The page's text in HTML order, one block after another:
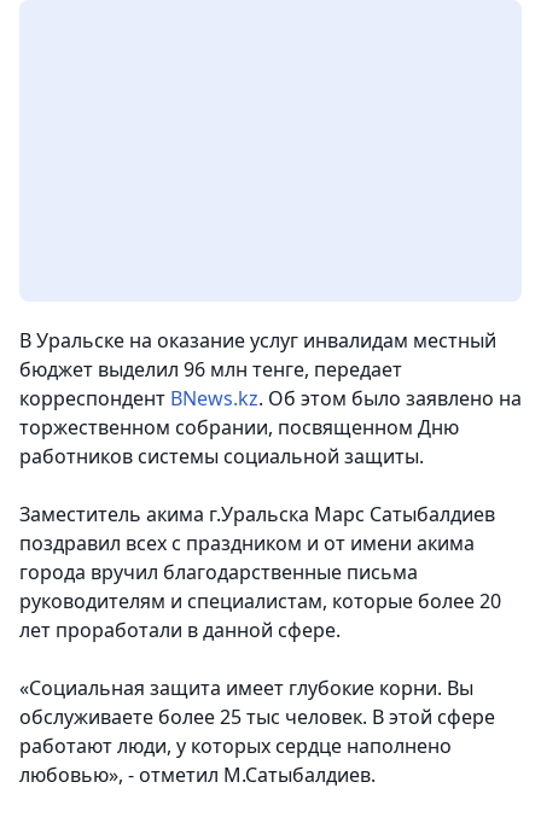
В Уральске на оказание услуг инвалидам местный
бюджет выделил 96 млн тенге, передает
корреспондент BNews.kz. Об этом было заявлено на
торжественном собрании, посвященном Дню
работников системы социальной защиты.
Заместитель акима г.Уральска Марс Сатыбалдиев
поздравил всех с праздником и от имени акима
города вручил благодарственные письма
руководителям и специалистам, которые более 20
лет проработали в данной сфере.
«Социальная защита имеет глубокие корни. Вы
обслуживаете более 25 тыс человек. В этой сфере
работают люди, у которых сердце наполнено
любовью», - отметил М.Сатыбалдиев.